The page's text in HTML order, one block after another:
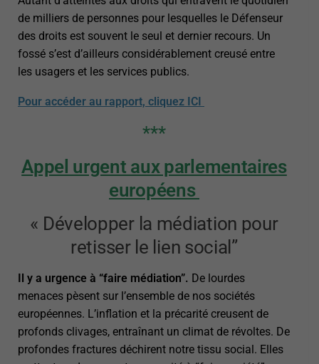
de milliers de personnes pour lesquelles le Défenseur
des droits est souvent le seul et dernier recours. Un
fossé s’est d’ailleurs considérablement creusé entre
les usagers et les services publics.
Pour accéder au rapport, cliquez ICI
***
Appel urgent aux parlementaires
européens
« Développer la médiation pour
retisser le lien social”
Il y a urgence à “faire médiation”. De lourdes
menaces pèsent sur l’ensemble de nos sociétés
européennes. L’inflation et la précarité creusent de
profonds clivages, entraînant un climat de révoltes. De
profondes fractures déchirent notre tissu social. Elles